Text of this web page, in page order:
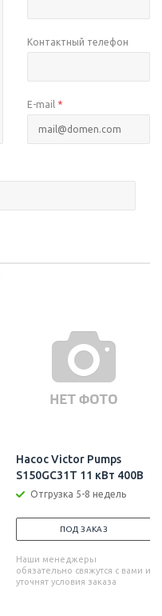
Контактный телефон
E-mail *
Насос Victor Pumps
S150GC31T 11 кВт 400В
Отгрузка 5-8 недель
ПОД ЗАКАЗ
Наши менеджеры
обязательно свяжутся с вами и
уточнят условия заказа